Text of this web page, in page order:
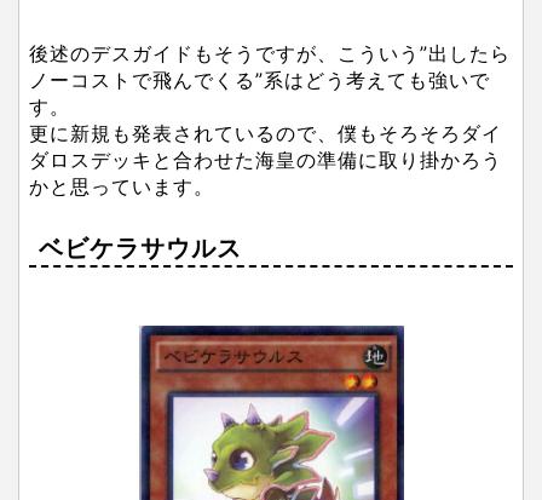
後述のデスガイドもそうですが、こういう”出したら
ノーコストで飛んでくる”系はどう考えても強いで
す。
更に新規も発表されているので、僕もそろそろダイ
ダロスデッキと合わせた海皇の準備に取り掛かろう
かと思っています。
ベビケラサウルス